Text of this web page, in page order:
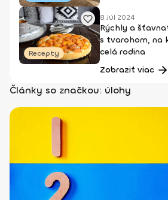
Recepty
8 Júl 2024
Rýchly a
s tvarohom, na
celá rodina
Zobraziť viac
Články so značkou: úlohy